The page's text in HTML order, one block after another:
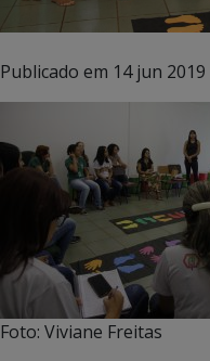
Publicado em 14 jun 2019
Foto: Viviane Freitas